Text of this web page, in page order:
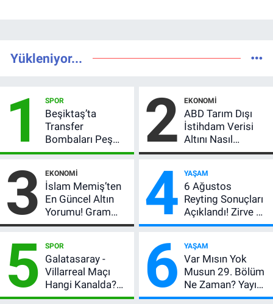
Yükleniyor...
1 SPOR
Beşiktaş’ta
Transfer
Bombaları Peş
Peşe! Adalı
Açıkladı, 5 Yıldız
Daha Listede
2 EKONOMI
ABD Tarım Dışı
İstihdam Verisi
Altını Nasıl
Etkiler? Çok Basit
3 EKONOMI
İslam Memiş’ten
En Güncel Altın
Yorumu! Gram
Altın İçin 6.350 TL
Beklentisi
Değişmedi
4 YAŞAM
6 Ağustos
Reyting Sonuçları
Açıklandı! Zirve El
Değiştirdi:
MasterChef'i
Geride Bıraktı
5 SPOR
Galatasaray -
Villarreal Maçı
Hangi Kanalda?
Hazırlık Maçı Ne
6 YAŞAM
Var Mısın Yok
Musun 29. Bölüm
Ne Zaman? Yayın
Günü Değişti, Yeni